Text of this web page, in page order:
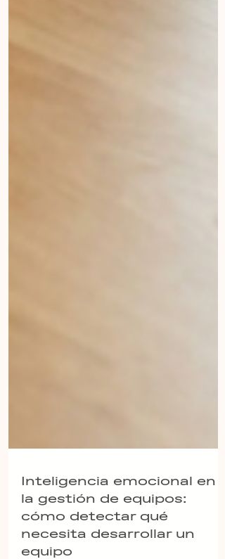
Inteligencia emocional en
la gestión de equipos:
cómo detectar qué